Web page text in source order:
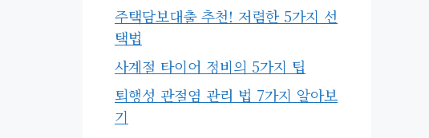
주택담보대출 추천! 저렴한 5가지 선
택법
사계절 타이어 정비의 5가지 팁
퇴행성 관절염 관리 법 7가지 알아보
기